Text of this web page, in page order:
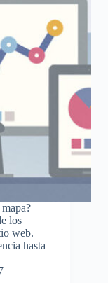
los
web.
hasta